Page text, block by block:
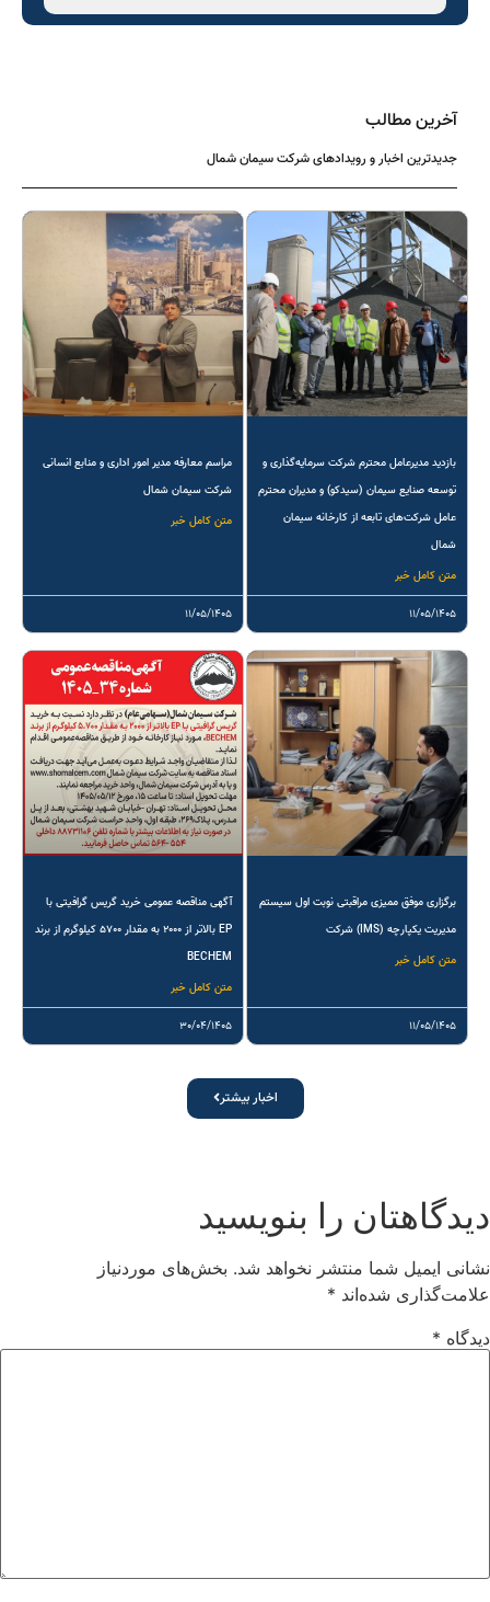
آخرین مطالب
جدیدترین اخبار و رویدادهای شرکت سیمان شمال
بازدید مدیرعامل محترم شرکت سرمایه‌گذاری و
توسعه صنایع سیمان (سیدکو) و مدیران محترم
عامل شرکت‌های تابعه از کارخانه سیمان
شمال
متن کامل خبر
۱۱/۰۵/۱۴۰۵
مراسم معارفه مدیر امور اداری و منابع انسانی
شرکت سیمان شمال
متن کامل خبر
۱۱/۰۵/۱۴۰۵
برگزاری موفق ممیزی مراقبتی نوبت اول سیستم
مدیریت یکپارچه (IMS) شرکت
متن کامل خبر
۱۱/۰۵/۱۴۰۵
آگهی مناقصه عمومی خرید گریس گرافیتی با
EP بالاتر از ۲۰۰۰ به مقدار ۵۷۰۰ کیلوگرم از برند
BECHEM
متن کامل خبر
۳۰/۰۴/۱۴۰۵
اخبار بیشتر
دیدگاهتان را بنویسید
نشانی ایمیل شما منتشر نخواهد شد. بخش‌های موردنیاز
علامت‌گذاری شده‌اند *
دیدگاه *